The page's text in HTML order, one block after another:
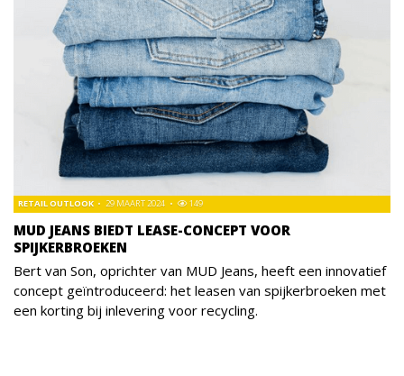
MUD JEANS BIEDT LEASE-CONCEPT VOOR
SPIJKERBROEKEN
RETAIL OUTLOOK 29 MAART 2024 149
Bert van Son, oprichter van MUD Jeans, heeft een innovatief
concept geïntroduceerd: het leasen van spijkerbroeken met
een korting bij inlevering voor recycling.